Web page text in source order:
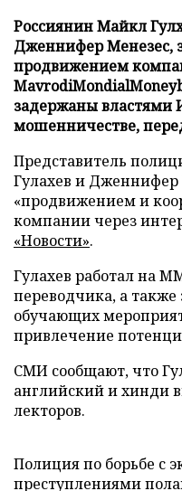
Россиянин Майкл
Дженнифер Менезес,
продвижением
задержаны властями
мошенничестве,
Представитель
Гулахев и
«продвижением и
компании через
«Новости».
Гулахев работал на
переводчика, а
обучающих
привлечение
СМИ сообщают, что
английский и хинди
лекторов.
Полиция по борьбе с
преступлениями